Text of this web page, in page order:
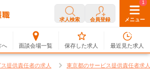
求人検索 会員登録 メニュー
へ 面談会場一覧
0
保存した求人
1
最近見た求人
提供責任者の求人 東京都のサービス提供責任者求人